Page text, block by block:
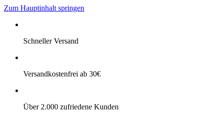
Zum Hauptinhalt springen
Schneller Versand
Versandkostenfrei ab 30€
Über 2.000 zufriedene Kunden